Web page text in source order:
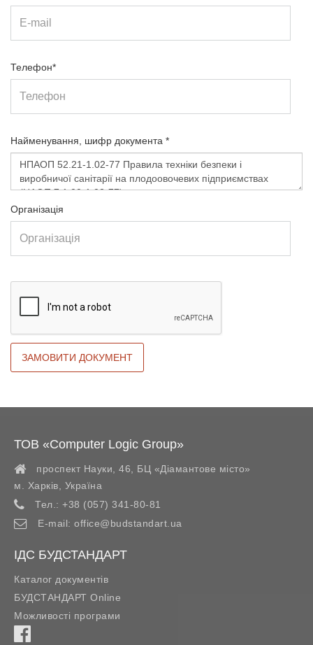
Телефон*
Найменування, шифр документа *
Організація
ТОВ «Computer Logic Group»
проспект Науки, 46, БЦ «Діамантове місто»
м. Харків
Україна
Тел.: +38 (057) 341-80-81
E-mail: office@budstandart.ua
ІДС БУДСТАНДАРТ
Каталог документів
БУДСТАНДАРТ Online
Можливості програми